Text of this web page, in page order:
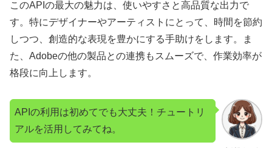
このAPIの最大の魅力は、使いやすさと高品質な出力で
す。特にデザイナーやアーティストにとって、時間を節約
しつつ、創造的な表現を豊かにする手助けをします。ま
た、Adobeの他の製品との連携もスムーズで、作業効率が
格段に向上します。
APIの利用は初めてでも大丈夫！チュートリ
アルを活用してみてね。